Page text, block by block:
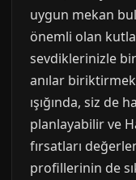
uygun mekan
önemli olan
sevdiklerinizle
anılar
ışığında, siz de
planlayabilir ve
fırsatları
profillerinin de